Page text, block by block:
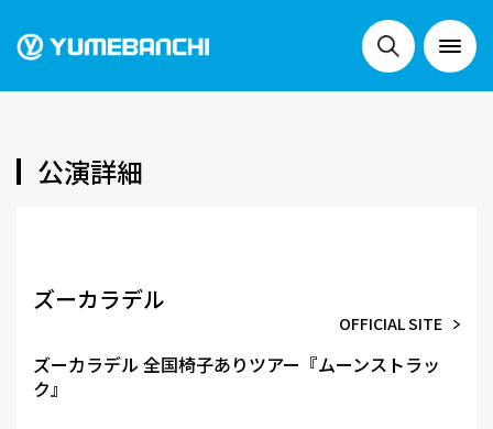
公演詳細
ズーカラデル
OFFICIAL SITE
ズーカラデル 全国椅⼦ありツアー『ムーンストラッ
ク』